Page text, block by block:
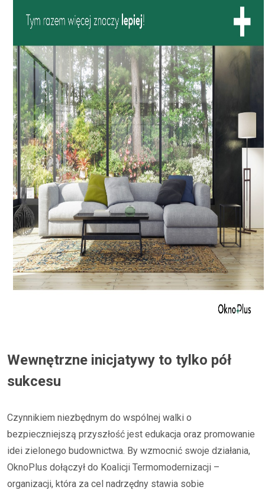
Wewnętrzne inicjatywy to tylko pół
sukcesu
Czynnikiem niezbędnym do wspólnej walki o
bezpieczniejszą przyszłość jest edukacja oraz promowanie
idei zielonego budownictwa. By wzmocnić swoje działania,
OknoPlus dołączył do Koalicji Termomodernizacji –
organizacji, która za cel nadrzędny stawia sobie